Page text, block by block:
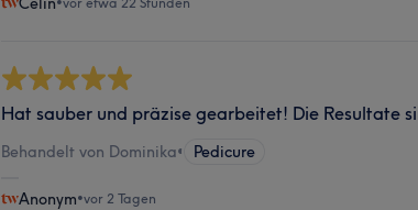
Hat sauber und präzise gearbeitet! Die Resultate
Behandelt von Dominika• Pedicure
Anonym•vor 2 Tagen